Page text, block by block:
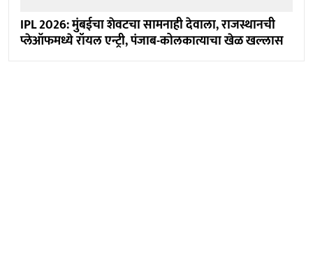
IPL 2026: मुंबईचा शेवटचा सामनाही देवाला, राजस्थानची
प्लेऑफमध्ये रॉयल एन्ट्री, पंजाब-कोलकात्याचा खेळ खल्लास